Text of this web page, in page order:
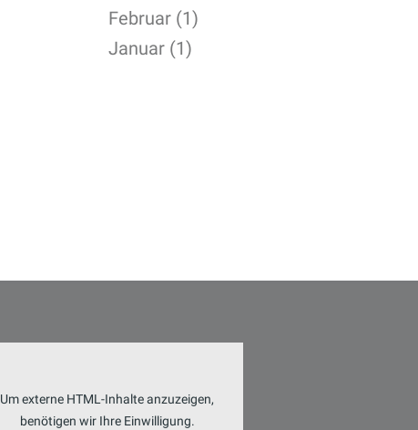
Februar (1)
Januar (1)
Um externe HTML-Inhalte anzuzeigen,
benötigen wir Ihre Einwilligung.